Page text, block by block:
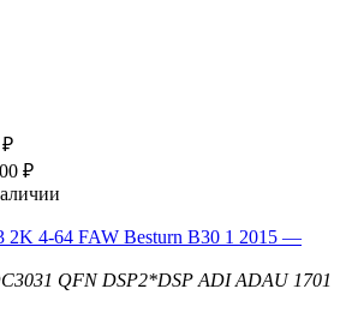
₽
₽
2K 4-64 FAW Besturn B30 1 2015 —
QFN DSP2*DSP ADI ADAU 1701